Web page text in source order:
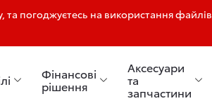
погоджуєтесь на використання файлів
Фінансові
рішення
Аксесуари
та
запчастини